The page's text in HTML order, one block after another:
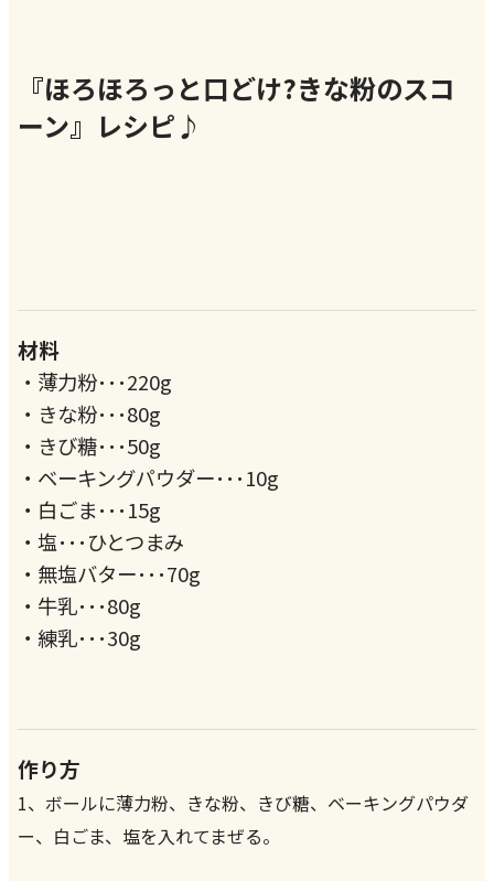
『ほろほろっと口どけ?きな粉のスコ
ーン』レシピ♪
材料
・薄力粉･･･220g
・きな粉･･･80g
・きび糖･･･50g
・ベーキングパウダー･･･10g
・白ごま･･･15g
・塩･･･ひとつまみ
・無塩バター･･･70g
・牛乳･･･80g
・練乳･･･30g
作り方
1、ボールに薄力粉、きな粉、きび糖、ベーキングパウダ
ー、白ごま、塩を入れてまぜる。